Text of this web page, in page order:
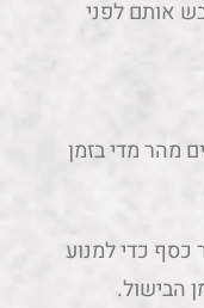
אותם לפני
מהר מדי בזמן
כסף כדי למנוע
הבישול.